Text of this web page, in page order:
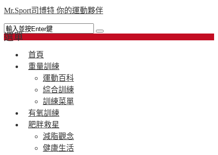
Mr.Sport司博特 你的運動夥伴
選單
首頁
重量訓練
運動百科
綜合訓練
訓練菜單
有氧訓練
肥胖救星
減脂觀念
健康生活